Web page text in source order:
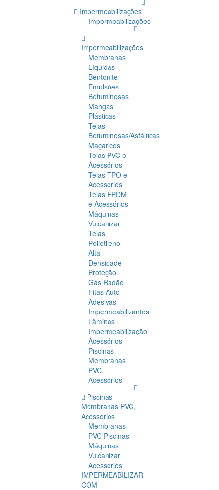
Impermeabilizações
Impermeabilizações
Impermeabilizações
Membranas
Líquidas
Bentonite
Emulsões
Betuminosas
Mangas
Plásticas
Telas
Betuminosas/Asfálticas
Maçaricos
Telas PVC e
Acessórios
Telas TPO e
Acessórios
Telas EPDM
e Acessórios
Máquinas
Vulcanizar
Telas
Polietileno
Alta
Densidade
Proteção
Gás Radão
Fitas Auto
Adesivas
Impermeabilizantes
Lâminas
Impermeabilização
Acessórios
Piscinas –
Membranas
PVC,
Acessórios
Piscinas –
Membranas PVC,
Acessórios
Membranas
PVC Piscinas
Máquinas
Vulcanizar
Acessórios
IMPERMEABILIZAR
COM